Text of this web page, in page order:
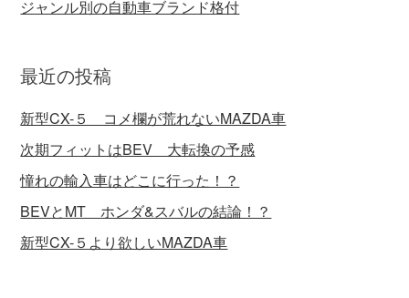
ジャンル別の自動車ブランド格付
最近の投稿
新型CX-５ コメ欄が荒れないMAZDA車
次期フィットはBEV 大転換の予感
憧れの輸入車はどこに行った！？
BEVとMT ホンダ&スバルの結論！？
新型CX-５より欲しいMAZDA車